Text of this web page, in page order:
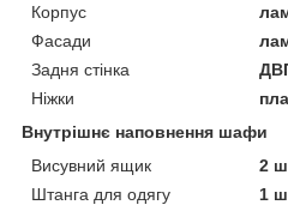
Корпус
Фасади
Задня стінка
Ніжки
Внутрішнє наповнення шафи
Висувний ящик
2
Штанга для одягу
1